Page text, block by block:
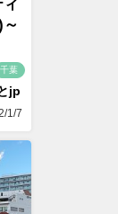
千葉
jp
1/7